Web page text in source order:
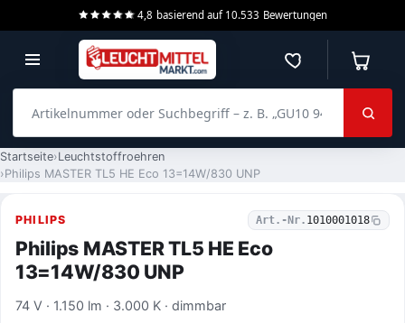
4,8 basierend auf 10.533 Bewertungen
Merkzettel
Startseite Leuchtstoffroehren
Philips MASTER TL5 HE Eco 13=14W/830 UNP
PHILIPS Art.-Nr. 1010001018
Philips MASTER TL5 HE Eco
13=14W/830 UNP
74 V · 1.150 lm · 3.000 K · dimmbar